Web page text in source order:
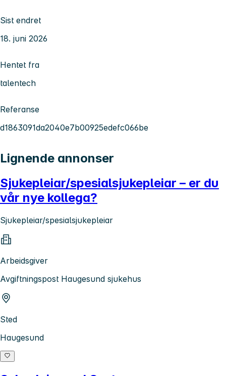
Sist endret
18. juni 2026
Hentet fra
talentech
Referanse
d1863091da2040e7b00925edefc066be
Lignende annonser
Sjukepleiar/spesialsjukepleiar – er du
vår nye kollega?
Sjukepleiar/spesialsjukepleiar
Arbeidsgiver
Avgiftningspost Haugesund sjukehus
Sted
Haugesund